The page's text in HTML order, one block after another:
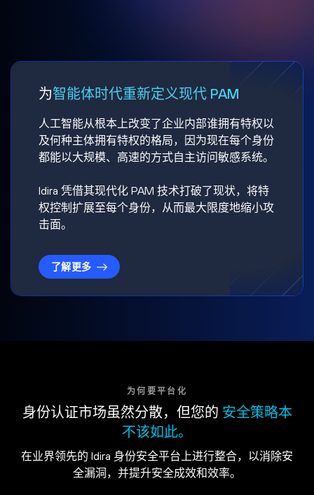
为智能体时代重新定义现代 PAM
人工智能从根本上改变了企业内部谁拥有特权以
及何种主体拥有特权的格局，因为现在每个身份
都能以大规模、高速的方式自主访问敏感系统。
Idira 凭借其现代化 PAM 技术打破了现状，将特
权控制扩展至每个身份，从而最大限度地缩小攻
击面。
了解更多
为何要平台化
身份认证市场虽然分散，但您的 安全策略本
不该如此。
在业界领先的 Idira 身份安全平台上进行整合，以消除安
全漏洞，并提升安全成效和效率。